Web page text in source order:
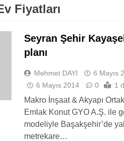
Fiyatları
Seyran Şehir
planı
Mehmet DAYI
6 Mayıs
6 Mayıs 2014
0 1
Makro İnşaat & Akyapı
Emlak Konut GYO A.Ş. ile
modeliyle Başakşehir’de
metrekare…